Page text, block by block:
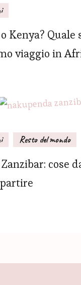
Kenya? Quale
viaggio in
Resto del mondo
cose